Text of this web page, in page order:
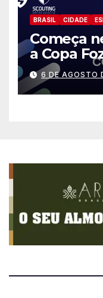
BRASIL CIDADE
Começa
a Copa
2026
países
6 DE AGOSTO